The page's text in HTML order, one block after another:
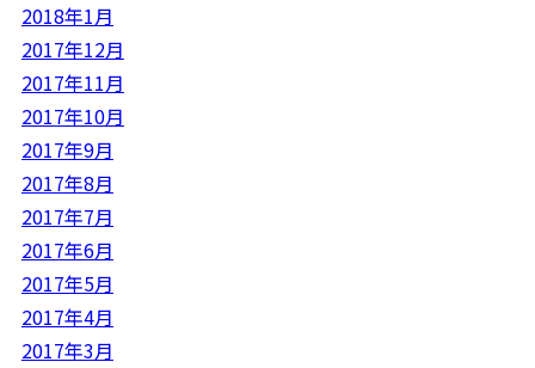
2018年1月
2017年12月
2017年11月
2017年10月
2017年9月
2017年8月
2017年7月
2017年6月
2017年5月
2017年4月
2017年3月